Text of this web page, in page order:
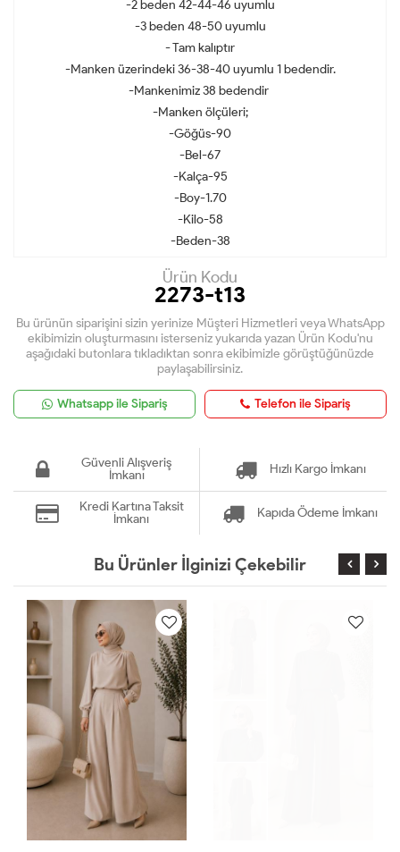
-2 beden 42-44-46 uyumlu
-3 beden 48-50 uyumlu
- Tam kalıptır
-Manken üzerindeki 36-38-40 uyumlu 1 bedendir.
-Mankenimiz 38 bedendir
-Manken ölçüleri;
-Göğüs-90
-Bel-67
-Kalça-95
-Boy-1.70
-Kilo-58
-Beden-38
Ürün Kodu
2273-t13
Bu ürünün siparişini sizin yerinize Müşteri Hizmetleri veya WhatsApp
ekibimizin oluşturmasını isterseniz yukarıda yazan Ürün Kodu'nu
aşağıdaki butonlara tıkladıktan sonra ekibimizle görüştüğünüzde
paylaşabilirsiniz.
Whatsapp ile Sipariş Telefon ile Sipariş
Güvenli Alışveriş
İmkanı
Hızlı Kargo İmkanı
Kredi Kartına Taksit
İmkanı
Kapıda Ödeme İmkanı
Bu Ürünler İlginizi Çekebilir